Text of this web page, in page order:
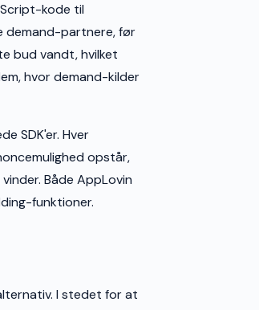
kode til
demand-partnere, før
bud vandt, hvilket
hvor demand-kilder
SDK'er. Hver
opstår,
Både AppLovin
funktioner.
I stedet for at